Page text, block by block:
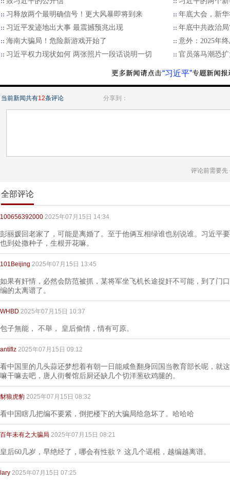
习释放两个最明确信号！更大风暴即将到来
年底大会，新
习近平发迹地出大事 最震撼预兆出现
年底中共政治
海南大骗局！危险新游戏开始了
意外：2025年
习近平权力现状如何 两张照片一段话说明一切
官员落马潮恐
“习近平”
当前新闻共有12条评论 分享到：
评论前需要先
全部评论
100656392000 2025年07月15日 14:34
彭丽媛回老家了，可能是离婚了。至于他俩互相绿谁也别说谁。习近平
也到处撒种子，生根开花嘛。
101Beijing 2025年07月15日 13:45
如果有奸情，必然会防范被抓，某将军坐飞机长途捉奸不可能，到了门
编的太离谱了。
WHBD 2025年07月15日 10:37
包子無能， 不舉， 皇后偷情，情有可原。
antiflz 2025年07月15日 09:12
看中国里的几头蒜还梦想着有朝一日能咸鱼翻身回国当教育部长呢，就
嘛干嘛去吧，唐人街餐馆后厨还缺几个切洋葱砍鸡腿的。
豺狼虎豹 2025年07月15日 08:32
看中国瞎几把编不要紧，倒把楼下的大骗局给急坏了。哈哈哈
百年未有之大骗局 2025年07月15日 08:21
皇后60几岁，早绝经了，哪会有性欲？ 这几个谣棍，越编越离谱。
lary 2025年07月15日 07:25